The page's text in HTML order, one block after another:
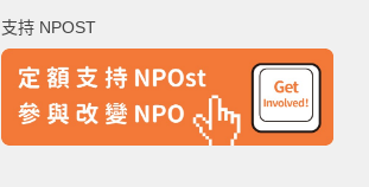
字:
支持 NPOST